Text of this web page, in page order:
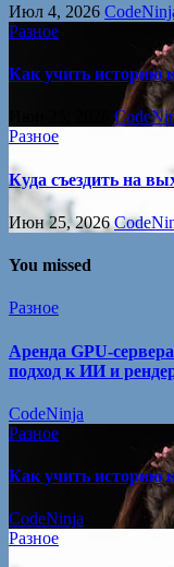
Июл 4, 2026
Разное
Как учить историю
Разное
Куда съездить на
Июн 25, 2026
You missed
Разное
Аренда GPU-
подход к ИИ и
CodeNinja
Разное
Как учить историю
CodeNinja
Разное